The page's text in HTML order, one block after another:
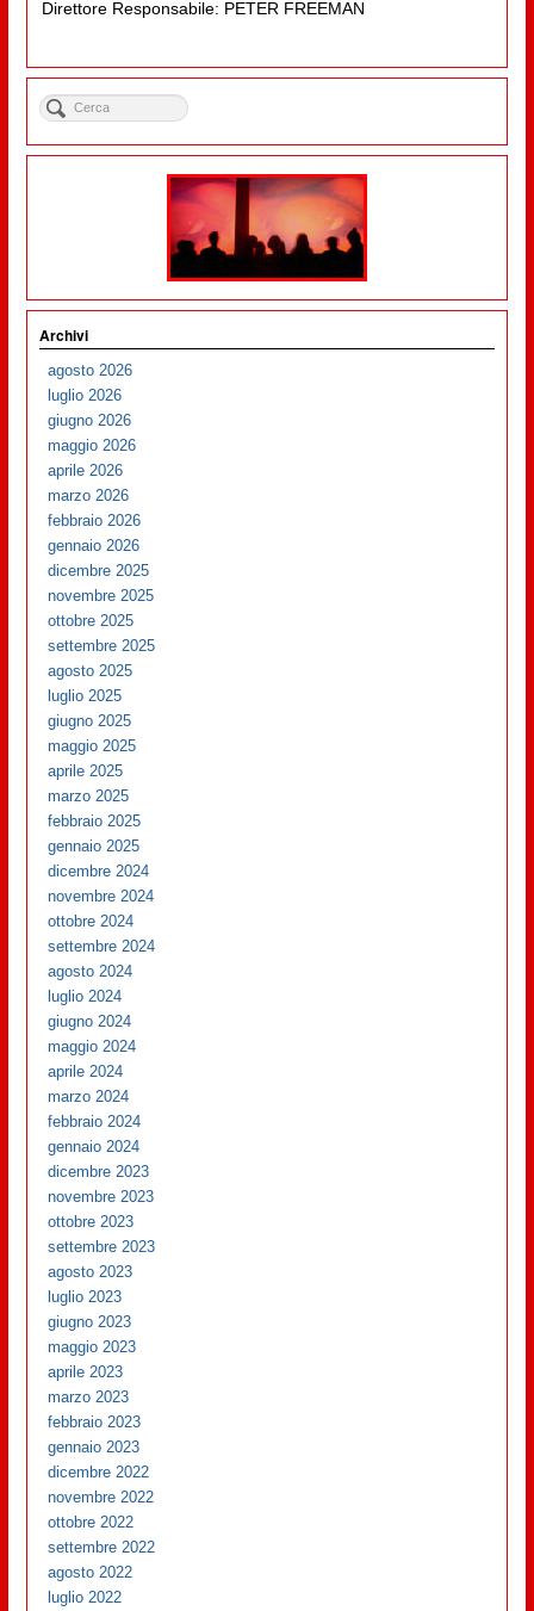
Direttore Responsabile: PETER FREEMAN
Archivi
agosto 2026
luglio 2026
giugno 2026
maggio 2026
aprile 2026
marzo 2026
febbraio 2026
gennaio 2026
dicembre 2025
novembre 2025
ottobre 2025
settembre 2025
agosto 2025
luglio 2025
giugno 2025
maggio 2025
aprile 2025
marzo 2025
febbraio 2025
gennaio 2025
dicembre 2024
novembre 2024
ottobre 2024
settembre 2024
agosto 2024
luglio 2024
giugno 2024
maggio 2024
aprile 2024
marzo 2024
febbraio 2024
gennaio 2024
dicembre 2023
novembre 2023
ottobre 2023
settembre 2023
agosto 2023
luglio 2023
giugno 2023
maggio 2023
aprile 2023
marzo 2023
febbraio 2023
gennaio 2023
dicembre 2022
novembre 2022
ottobre 2022
settembre 2022
agosto 2022
luglio 2022